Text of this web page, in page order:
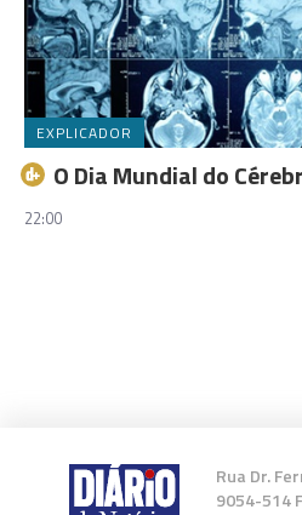
EXPLICADOR
O Dia Mundial do
22:00
Rua Dr.
9054-514